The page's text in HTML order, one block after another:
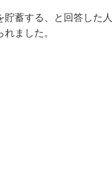
貯蓄する、と回答した
ました。